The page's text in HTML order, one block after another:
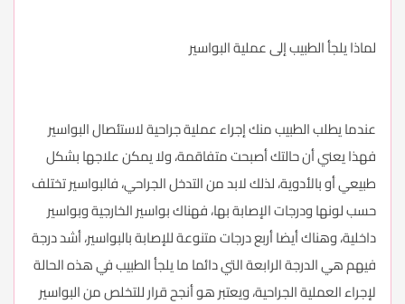
لماذا يلجأ الطبيب إلى عملية البواسير
عندما يطلب الطبيب منك إجراء عملية جراحية لاستئصال البواسير
فهذا يعني أن حالتك أصبحت متفاقمة، ولا يمكن علاجها بشكل
طبيعي أو بالأدوية، لذلك لابد من التدخل الجراحي، فالبواسير تختلف
حسب لونها ودرجات الإصابة بها، فهناك بواسير الخارجية وبواسير
داخلية، وهناك أيضا أربع درجات متنوعة للإصابة بالبواسير، أشد درجة
فيهم هي الدرجة الرابعة التي دائما ما يلجأ الطبيب في هذه الحالة
لإجراء العملية الجراحية، ويعتبر هو أنجح قرار للتخلص من البواسير